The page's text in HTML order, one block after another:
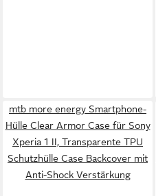
mtb more energy Smartphone-
Hülle Clear Armor Case für Sony
Xperia 1 II, Transparente TPU
Schutzhülle Case Backcover mit
Anti-Shock Verstärkung